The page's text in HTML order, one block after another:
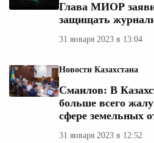
Глава МИОР
защищать
31 января 2023 в 13:04
Новости Казахстана
Смаилов: В
больше всего
сфере земельных
31 января 2023 в 12:52